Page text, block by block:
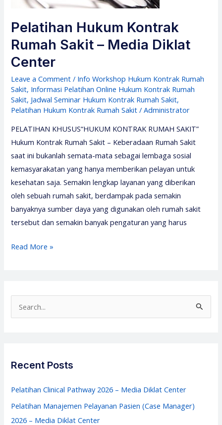
Pelatihan Hukum Kontrak
Rumah Sakit – Media Diklat
Center
Leave a Comment / Info Workshop Hukum Kontrak Rumah
Sakit, Informasi Pelatihan Online Hukum Kontrak Rumah
Sakit, Jadwal Seminar Hukum Kontrak Rumah Sakit,
Pelatihan Hukum Kontrak Rumah Sakit /Administrator
PELATIHAN KHUSUS“HUKUM KONTRAK RUMAH SAKIT”
Hukum Kontrak Rumah Sakit – Keberadaan Rumah Sakit
saat ini bukanlah semata-mata sebagai lembaga sosial
kemasyarakatan yang hanya memberikan pelayan untuk
kesehatan saja. Semakin lengkap layanan yang diberikan
oleh sebuah rumah sakit, berdampak pada semakin
banyaknya sumber daya yang digunakan oleh rumah sakit
tersebut dan semakin banyak pengaturan yang harus
Pelatihan
Read More »
e
f
o
r
Recent Posts
Pelatihan Clinical Pathway 2026 – Media Diklat Center
Pelatihan Manajemen Pelayanan Pasien (Case Manager)
2026 – Media Diklat Center